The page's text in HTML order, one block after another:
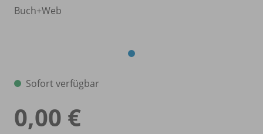
Buch+Web
Sofort verfügbar
0,00 €